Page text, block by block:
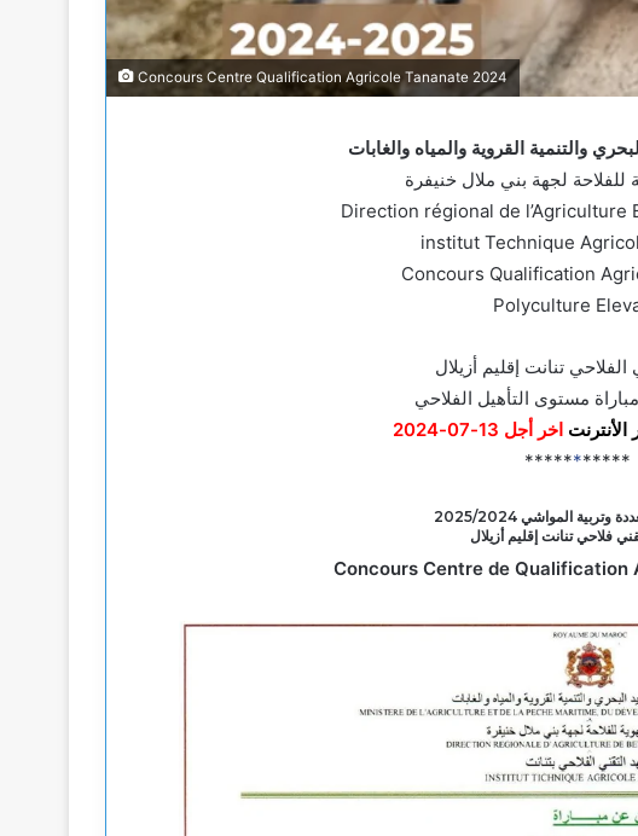
Concours Centre Qualification Agricole Tananate 2024
والتنمية القروية والمياه والغابات
للفلاحة لجهة بني ملال خنيفرة
Direction régional de l’Agriculture
institut Technique
Concours Qualification
Polyculture
الفلاحي تنانت إقليم أزيلال
اخر أجل 13-07-2024
*****
*
*****
المواشي 2025/2024
فلاحي تنانت إقليم أزيلال
Concours Centre de Qualification